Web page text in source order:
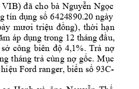
VIB) đã cho bà Nguyễn Ngọc
tín dụng số 6424890.20 ngày
mươi triệu đồng), thời hạn
áp dụng trong 12 tháng đầu,
sở công biên độ 4,1%. Trả nợ
tháng trả cùng nợ gốc. Mục
hiệu Ford ranger, biển số 93C-